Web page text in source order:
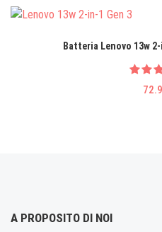
Batteria Lenovo 13w
A PROPOSITO DI NOI